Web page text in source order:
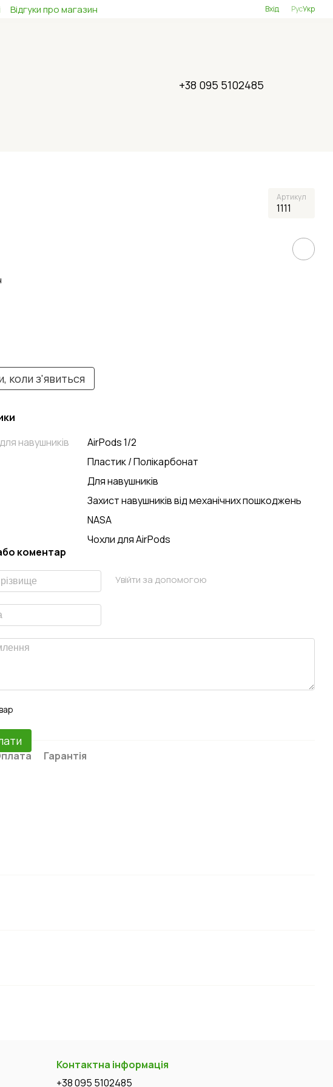
Відгуки про магазин Вхід РусУкр
+38 095 5102485
Артикул
1111
коли з'явиться
навушників
AirPods 1/2
Пластик / Полікарбонат
Для навушників
Захист навушників від механічних пошкоджень
NASA
Чохли для AirPods
коментар
Увійти за допомогою
Гарантія
Контактна інформація
+38 095 5102485